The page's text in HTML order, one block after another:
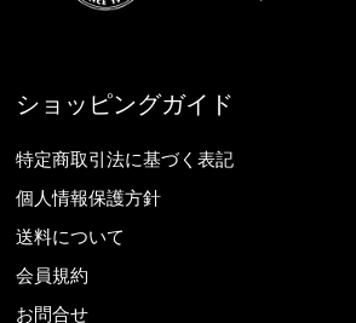
ショッピングガイド
特定商取引法に基づく表記
個人情報保護方針
送料について
会員規約
お問合せ